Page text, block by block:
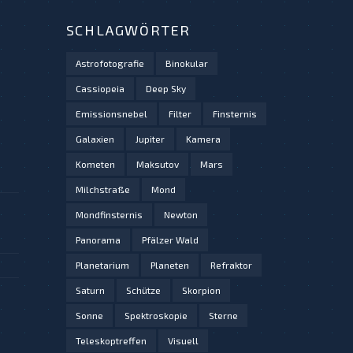
SCHLAGWÖRTER
Astrofotografie Binokular
Cassiopeia Deep Sky
Emissionsnebel Filter Finsternis
Galaxien Jupiter Kamera
Kometen Maksutov Mars
Milchstraße Mond
Mondfinsternis Newton
Panorama Pfälzer Wald
Planetarium Planeten Refraktor
Saturn Schütze Skorpion
Sonne Spektroskopie Sterne
Teleskoptreffen Visuell